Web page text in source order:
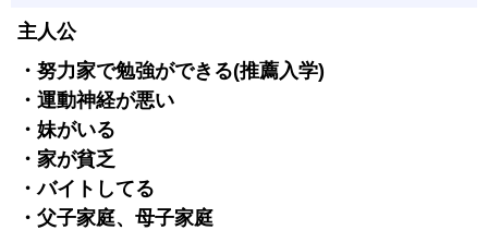
主人公
・努力家で勉強ができる(推薦入学)
・運動神経が悪い
・妹がいる
・家が貧乏
・バイトしてる
・父子家庭、母子家庭